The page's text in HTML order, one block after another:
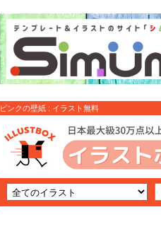
ピンクの壁紙 : イラスト無料